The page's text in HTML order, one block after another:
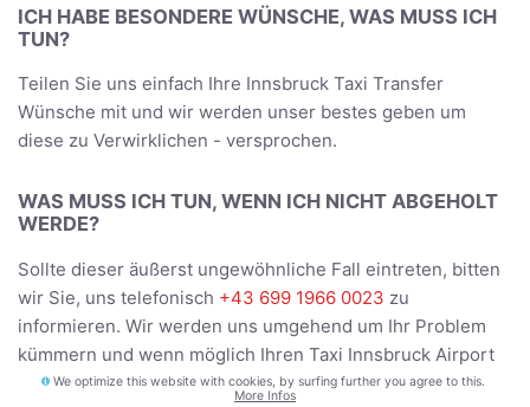
ICH HABE BESONDERE WÜNSCHE, WAS MUSS ICH
TUN?
Teilen Sie uns einfach Ihre Innsbruck Taxi Transfer
Wünsche mit und wir werden unser bestes geben um
diese zu Verwirklichen - versprochen.
WAS MUSS ICH TUN, WENN ICH NICHT ABGEHOLT
WERDE?
Sollte dieser äußerst ungewöhnliche Fall eintreten, bitten
wir Sie, uns telefonisch +43 699 1966 0023 zu
informieren. Wir werden uns umgehend um Ihr Problem
kümmern und wenn möglich Ihren Taxi Innsbruck Airport
Mezzana / Italy Transfer unverzüglich neu organisieren.
We optimize this website with cookies, by surfing further you agree to this.
More Infos